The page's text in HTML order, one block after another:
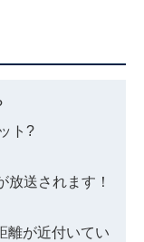
ト?
放送されます！
離が近付いてい